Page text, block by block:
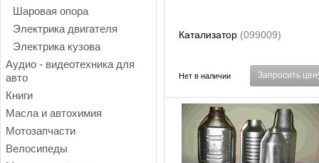
Шаровая опора
Электрика двигателя
Электрика кузова
Аудио - видеотехника для
авто
Книги
Масла и автохимия
Мотозапчасти
Велосипеды
Катализатор (099009)
Нет в наличии Запросить